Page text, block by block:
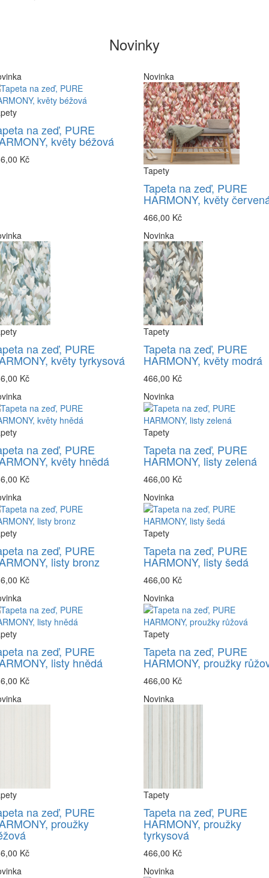
Novinky
na zeď, PURE
květy béžová
Kč
Novinka
Tapety
Tapeta na zeď, PURE
HARMONY, květy
466,00 Kč
na zeď, PURE
květy tyrkysová
Kč
Novinka
Tapety
Tapeta na zeď, PURE
HARMONY, květy modrá
466,00 Kč
na zeď, PURE
květy hnědá
Kč
Novinka
Tapety
Tapeta na zeď, PURE
HARMONY, listy zelená
466,00 Kč
na zeď, PURE
listy bronz
Kč
Novinka
Tapety
Tapeta na zeď, PURE
HARMONY, listy šedá
466,00 Kč
na zeď, PURE
listy hnědá
Kč
Novinka
Tapety
Tapeta na zeď, PURE
HARMONY, proužky
466,00 Kč
na zeď, PURE
proužky
Kč
Novinka
Tapety
Tapeta na zeď, PURE
HARMONY, proužky
tyrkysová
466,00 Kč
Novinka